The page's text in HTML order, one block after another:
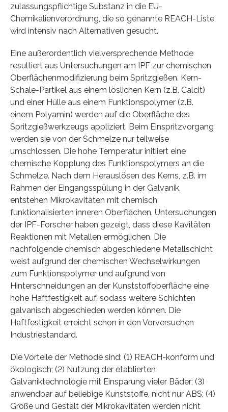
zulassungspflichtige Substanz in die EU-
Chemikalienverordnung, die so genannte REACH-Liste,
wird intensiv nach Alternativen gesucht.
Eine außerordentlich vielversprechende Methode
resultiert aus Untersuchungen am IPF zur chemischen
Oberflächenmodifizierung beim Spritzgießen. Kern-
Schale-Partikel aus einem löslichen Kern (z.B. Calcit)
und einer Hülle aus einem Funktionspolymer (z.B.
einem Polyamin) werden auf die Oberfläche des
Spritzgießwerkzeugs appliziert. Beim Einspritzvorgang
werden sie von der Schmelze nur teilweise
umschlossen. Die hohe Temperatur initiiert eine
chemische Kopplung des Funktionspolymers an die
Schmelze. Nach dem Herauslösen des Kerns, z.B. im
Rahmen der Eingangsspülung in der Galvanik,
entstehen Mikrokavitäten mit chemisch
funktionalisierten inneren Oberflächen. Untersuchungen
der IPF-Forscher haben gezeigt, dass diese Kavitäten
Reaktionen mit Metallen ermöglichen. Die
nachfolgende chemisch abgeschiedene Metallschicht
weist aufgrund der chemischen Wechselwirkungen
zum Funktionspolymer und aufgrund von
Hinterschneidungen an der Kunststoffoberfläche eine
hohe Haftfestigkeit auf, sodass weitere Schichten
galvanisch abgeschieden werden können. Die
Haftfestigkeit erreicht schon in den Vorversuchen
Industriestandard.
Die Vorteile der Methode sind: (1) REACH-konform und
ökologisch; (2) Nutzung der etablierten
Galvaniktechnologie mit Einsparung vieler Bäder; (3)
anwendbar auf beliebige Kunststoffe, nicht nur ABS; (4)
Größe und Gestalt der Mikrokavitäten werden nicht